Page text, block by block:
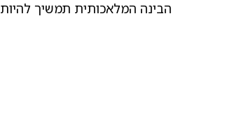
הבינה המלאכותית תמשיך להיות